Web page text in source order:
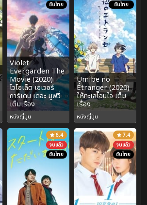
ซับไทย
Violet
Evergarden The
Movie (2020)
ไวโอเล็ต เอเวอร์
การ์เดน เดอะ มูฟวี่
เต็มเรื่อง
หนังญี่ปุ่น
ซับไทย
Umibe no
Étranger (2020)
ให้ทะเลโอบใจ เต็ม
เรื่อง
หนังญี่ปุ่น
6.4
จบแล้ว
ซับไทย
7.4
จบแล้ว
ซับไทย